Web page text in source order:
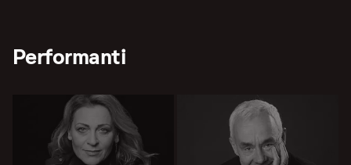
Performanti